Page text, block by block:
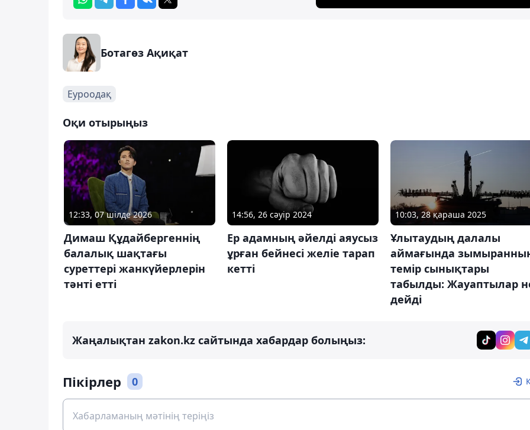
Ботагөз Ақиқат
Еуроодақ
Оқи отырыңыз
12:33, 07 шілде 2026
Димаш Құдайбергеннің
балалық шақтағы
суреттері жанкүйерлерін
тәнті етті
14:56, 26 сәуір 2024
Ер адамның әйелді аяусыз
ұрған бейнесі желіе тарап
кетті
10:03, 28 қараша 2025
Ұлытаудың далалы
аймағында
темір сынықтары
табылды: Жауаптылар
дейді
Жаңалықтан zakon.kz сайтында хабардар болыңыз:
Пікірлер 0